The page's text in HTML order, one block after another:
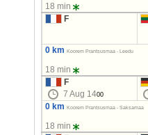
18 min
F
0 km Koorem Prantsusmaa - Leedu
18 min
F
7 Aug 1400
0 km Koorem Prantsusmaa - Saksamaa
18 min